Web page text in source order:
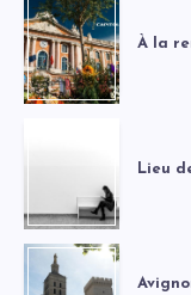
À la
Lieu